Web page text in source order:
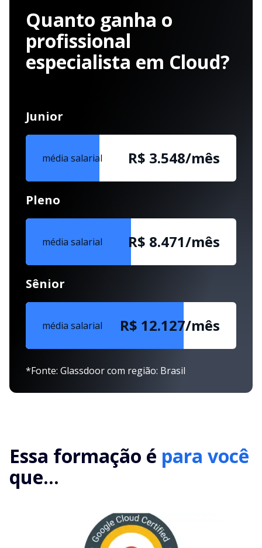
Quanto ganha o
profissional
especialista em Cloud?
Junior
média salarial R$ 3.548/mês
Pleno
média salarial R$ 8.471/mês
Sênior
média salarial R$ 12.127/mês
*Fonte: Glassdoor com região: Brasil
Essa formação é para você
que...